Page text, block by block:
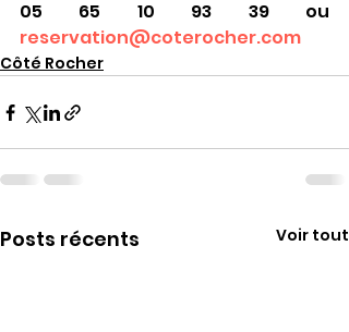
reservation@coterocher.com
Côté Rocher
Posts récents Voir tout